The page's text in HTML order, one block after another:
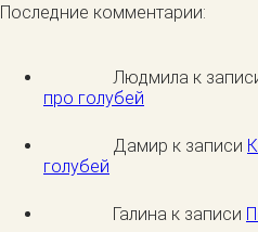
Последние комментарии:
Людмила к
про голубей
Дамир к записи
голубей
Галина к записи